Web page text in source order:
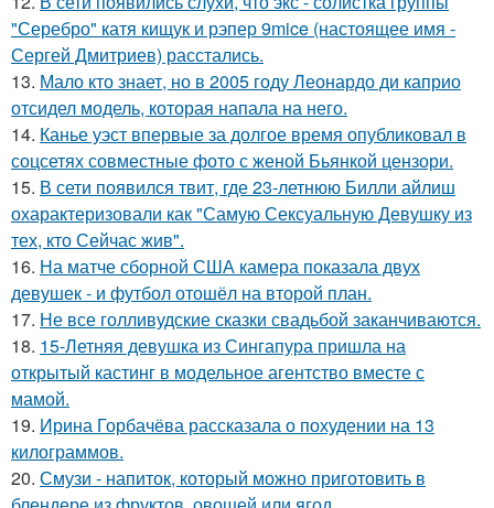
"Серебро" катя кищук и рэпер 9mice (настоящее имя -
Сергей Дмитриев) расстались.
13. Мало кто знает, но в 2005 году Леонардо ди каприо
отсидел модель, которая напала на него.
14. Канье уэст впервые за долгое время опубликовал в
соцсетях совместные фото с женой Бьянкой цензори.
15. В сети появился твит, где 23-летнюю Билли айлиш
охарактеризовали как "Самую Сексуальную Девушку из
тех, кто Сейчас жив".
16. На матче сборной США камера показала двух
девушек - и футбол отошёл на второй план.
17. Не все голливудские сказки свадьбой заканчиваются.
18. 15-Летняя девушка из Сингапура пришла на
открытый кастинг в модельное агентство вместе с
мамой.
19. Ирина Горбачёва рассказала о похудении на 13
килограммов.
20. Смузи - напиток, который можно приготовить в